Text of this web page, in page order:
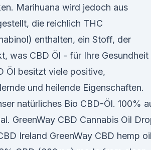
Marihuana wird jedoch aus
die reichlich THC
enthalten, ein Stoff, der
was CBD Öl - für Ihre Gesundheit
Öl besitzt viele positive,
und heilende Eigenschaften.
natürliches Bio CBD-Öl. 100%
GreenWay CBD Cannabis Oil
Ireland GreenWay CBD hemp oil